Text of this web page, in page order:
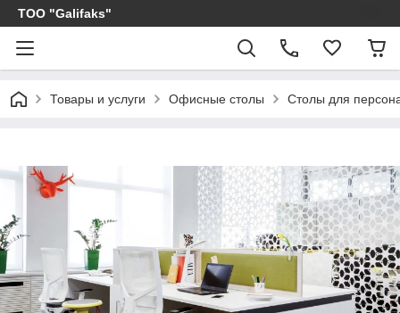
ТОО "Galifaks"
Товары и услуги Офисные столы Столы для